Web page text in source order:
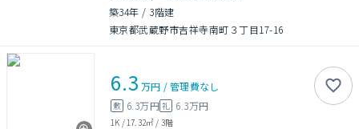
築34年 / 3階建
東京都武蔵野市吉祥寺南町３丁目17-16
6.3 万円 /管理費なし
敷 6.3万円礼 6.3万円
1K / 17.32㎡ / 3階